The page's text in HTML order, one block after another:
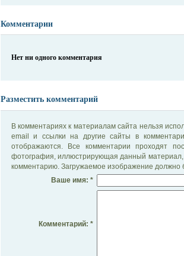
Комментарии
Нет ни одного комментария
Разместить комментарий
В комментариях к материалам сайта нельзя
email и ссылки на другие сайты в
отображаются. Все комментарии проходят
фотография, иллюстрирующая данный материал,
комментарию. Загружаемое изображение должно
Ваше имя: *
Комментарий: *